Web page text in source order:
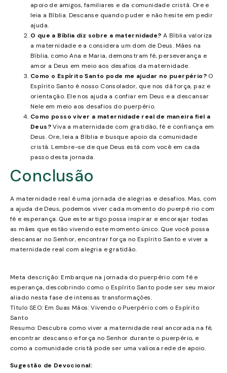
apoio de amigos, familiares e da comunidade cristã. Ore e
leia a Bíblia. Descanse quando puder e não hesite em pedir
ajuda.
O que a Bíblia diz sobre a maternidade? A Bíblia valoriza
a maternidade e a considera um dom de Deus. Mães na
Bíblia, como Ana e Maria, demonstram fé, perseverança e
amor a Deus em meio aos desafios da maternidade.
Como o Espírito Santo pode me ajudar no puerpério? O
Espírito Santo é nosso Consolador, que nos dá força, paz e
orientação. Ele nos ajuda a confiar em Deus e a descansar
Nele em meio aos desafios do puerpério.
Como posso viver a maternidade real de maneira fiel a
Deus?Viva a maternidade com gratidão, fé e confiança em
Deus. Ore, leia a Bíblia e busque apoio da comunidade
cristã. Lembre-se de que Deus está com você em cada
passo desta jornada.
Conclusão
A maternidade real é uma jornada de alegrias e desafios. Mas, com
a ajuda de Deus, podemos viver cada momento do puerpé rio com
fé e esperança. Que este artigo possa inspirar e encorajar todas
as mães que estão vivendo este momento único. Que você possa
descansar no Senhor, encontrar força no Espírito Santo e viver a
maternidade real com alegria e gratidão.
Meta descrição: Embarque na jornada do puerpério com fé e
esperança, descobrindo como o Espírito Santo pode ser seu maior
aliado nesta fase de intensas transformações.
Título SEO: Em Suas Mãos: Vivendo o Puerpério com o Espírito
Santo
Resumo: Descubra como viver a maternidade real ancorada na fé,
encontrar descanso e força no Senhor durante o puerpério, e
como a comunidade cristã pode ser uma valiosa rede de apoio.
Sugestão de Devocional: